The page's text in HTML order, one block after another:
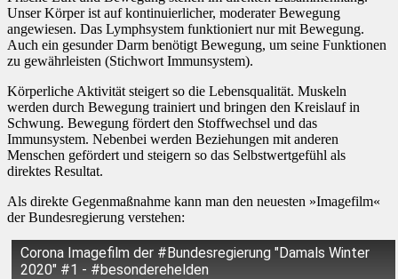
Unser Körper ist auf kontinuierlicher, moderater Bewegung
angewiesen. Das Lymphsystem funktioniert nur mit Bewegung.
Auch ein gesunder Darm benötigt Bewegung, um seine Funktionen
zu gewährleisten (Stichwort Immunsystem).
Körperliche Aktivität steigert so die Lebensqualität. Muskeln
werden durch Bewegung trainiert und bringen den Kreislauf in
Schwung. Bewegung fördert den Stoffwechsel und das
Immunsystem. Nebenbei werden Beziehungen mit anderen
Menschen gefördert und steigern so das Selbstwertgefühl als
direktes Resultat.
Als direkte Gegenmaßnahme kann man den neuesten »Imagefilm«
der Bundesregierung verstehen:
Corona Imagefilm der #Bundesregierung "Damals Winter
2020" #1 - #besonderehelden